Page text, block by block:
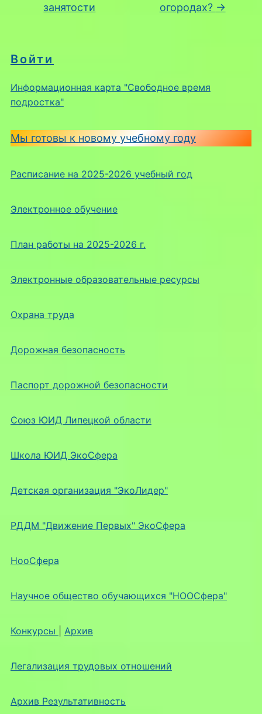
Войти
Информационная карта "Свободное время
подростка"
Мы готовы к новому учебному году
Расписание на 2025-2026 учебный год
Электронное обучение
План работы на 2025-2026 г.
Электронные образовательные ресурсы
Охрана труда
Дорожная безопасность
Паспорт дорожной безопасности
Союз ЮИД Липецкой области
Школа ЮИД ЭкоСфера
Детская организация "ЭкоЛидер"
РДДМ "Движение Первых" ЭкоСфера
НооСфера
Научное общество обучающихся "НООСфера"
Конкурсы Архив
Легализация трудовых отношений
Архив Результативность
занятости
огородах? →